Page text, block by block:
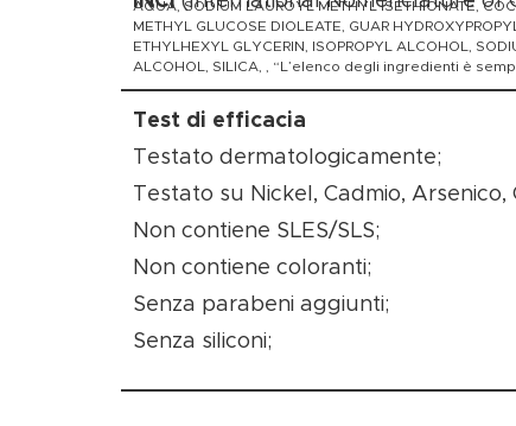
AQUA, SODIUM LAUROYL METHYL ISETHIONATE,
METHYL GLUCOSE DIOLEATE, GUAR
ETHYLHEXYL GLYCERIN, ISOPROPYL ALCOHOL,
ALCOHOL, SILICA, , “L’elenco degli ingredienti è
Test di efficacia
Testato dermatologicamente;
Testato su Nickel, Cadmio,
Non contiene SLES/SLS;
Non contiene coloranti;
Senza parabeni aggiunti;
Senza siliconi;